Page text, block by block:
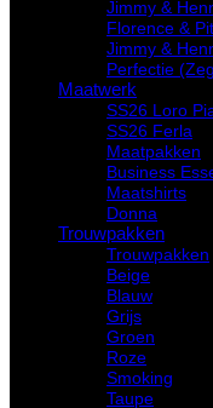
Jimmy &
Florence &
Jimmy &
Perfectie
Maatwerk
SS26 Loro
SS26 Ferla
Maatpakken
Business
Maatshirts
Donna
Trouwpakken
Trouwpakken
Beige
Blauw
Grijs
Groen
Roze
Smoking
Taupe